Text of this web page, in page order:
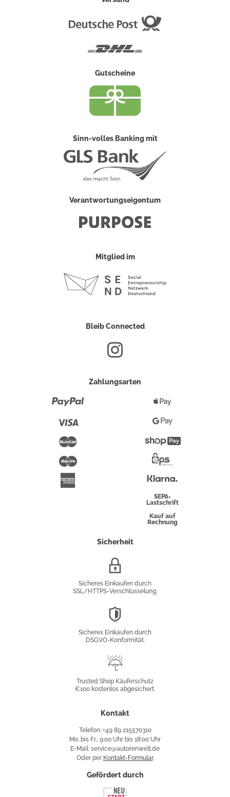
Gutscheine
Sinn-volles Banking mit
Verantwortungseigentum
Mitglied im
Bleib Connected
Zahlungsarten
Maestro
Pay
Google
Pay
Überweisung
SEPA-
Lastschrift
Kauf auf
Rechnung
Sicherheit
Sicheres Einkaufen durch
SSL/HTTPS-Verschlüsselung.
Sicheres Einkaufen durch
DSGVO-Konformität.
Käuferschutz
Trusted Shop Käuferschutz
€100 kostenlos abgesichert.
Kontakt
Telefon: +49 89 215570310
Mo. bis Fr., 9:00 Uhr bis 18:00 Uhr
E-Mail: service@autorenwelt.de
Oder per Kontakt-Formular.
Gefördert durch